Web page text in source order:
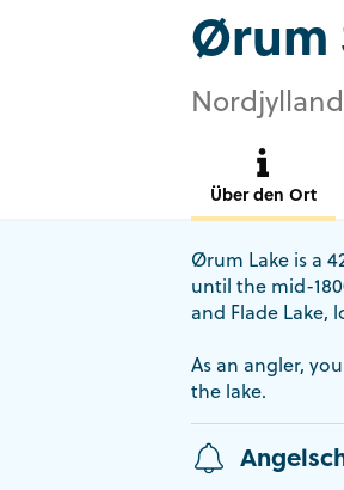
Ørum
Über den Ort
Ørum Lake is a
until the mid-
and Flade Lake,
As an angler,
the lake.